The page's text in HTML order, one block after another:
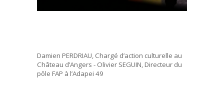
Damien PERDRIAU, Chargé d’action culturelle au
Château d’Angers - Olivier SEGUIN, Directeur du
pôle FAP à l’Adapei 49